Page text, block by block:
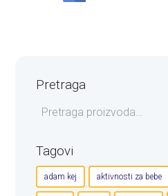
Pretraga
Pretraga
Tagovi
adam kej aktivnosti za bebe